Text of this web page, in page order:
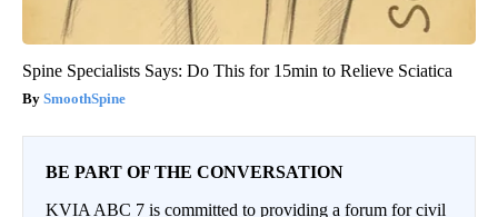
Spine Specialists Says: Do This for 15min to Relieve Sciatica
SmoothSpine
BE PART OF THE CONVERSATION
KVIA ABC 7 is committed to providing a forum for civil